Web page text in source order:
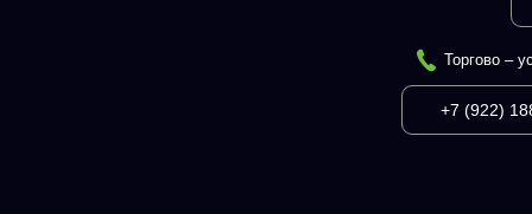
Торгово –
+7 (922)